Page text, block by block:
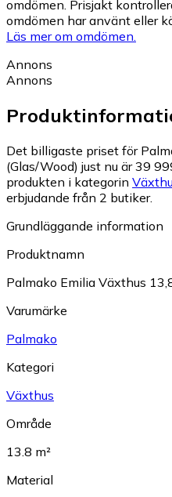
omdömen. Prisjakt
omdömen har använt eller
Läs mer om omdömen.
Annons
Annons
Det billigaste priset för
(Glas/Wood) just nu är 39
produkten i kategorin
erbjudande från 2 butiker.
Grundläggande information
Produktnamn
Palmako Emilia Växthus
Varumärke
Palmako
Kategori
Växthus
Område
13.8 m²
Material